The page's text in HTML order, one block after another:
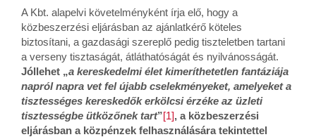
A Kbt. alapelvi követelményként írja elő, hogy a
közbeszerzési eljárásban az ajánlatkérő köteles
biztosítani, a gazdasági szereplő pedig tiszteletben tartani
a verseny tisztaságát, átláthatóságát és nyilvánosságát.
Jóllehet „a kereskedelmi élet kimeríthetetlen fantáziája
napról napra vet fel újabb cselekményeket, amelyeket a
tisztességes kereskedők erkölcsi érzéke az üzleti
tisztességbe ütközőnek tart”[1], a közbeszerzési
eljárásban a közpénzek felhasználására tekintettel